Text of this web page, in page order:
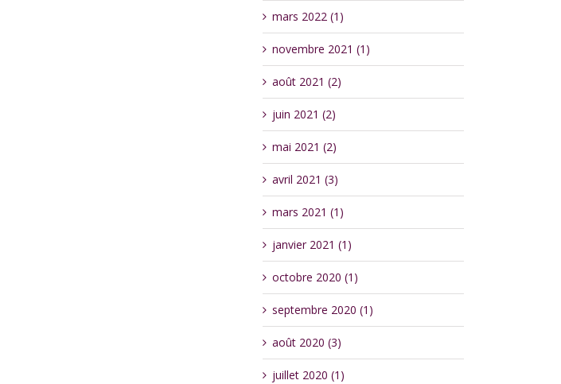
mars 2022 (1)
novembre 2021 (1)
août 2021 (2)
juin 2021 (2)
mai 2021 (2)
avril 2021 (3)
mars 2021 (1)
janvier 2021 (1)
octobre 2020 (1)
septembre 2020 (1)
août 2020 (3)
juillet 2020 (1)